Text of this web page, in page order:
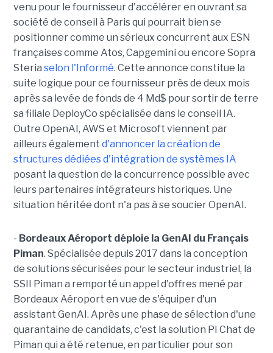
venu pour le fournisseur d'accélérer en ouvrant sa
société de conseil à Paris qui pourrait bien se
positionner comme un sérieux concurrent aux ESN
françaises comme Atos, Capgemini ou encore Sopra
Steria selon l'Informé. Cette annonce constitue la
suite logique pour ce fournisseur près de deux mois
après sa levée de fonds de 4 Md$ pour sortir de terre
sa filiale DeployCo spécialisée dans le conseil IA.
Outre OpenAI, AWS et Microsoft viennent par
ailleurs également d'annoncer la création de
structures dédiées d'intégration de systèmes IA
posant la question de la concurrence possible avec
leurs partenaires intégrateurs historiques. Une
situation héritée dont n'a pas à se soucier OpenAI.
- Bordeaux Aéroport déploie la GenAI du Français
Piman. Spécialisée depuis 2017 dans la conception
de solutions sécurisées pour le secteur industriel, la
SSII Piman a remporté un appel d'offres mené par
Bordeaux Aéroport en vue de s'équiper d'un
assistant GenAI. Après une phase de sélection d'une
quarantaine de candidats, c'est la solution PI Chat de
Piman qui a été retenue, en particulier pour son